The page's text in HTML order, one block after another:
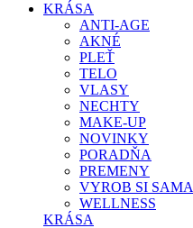
KRÁSA
ANTI-AGE
AKNÉ
PLEŤ
TELO
VLASY
NECHTY
MAKE-UP
NOVINKY
PORADŇA
PREMENY
VYROB SI SAMA
WELLNESS
KRÁSA